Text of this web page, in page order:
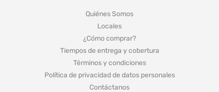
Quiénes Somos
Locales
¿Cómo comprar?
Tiempos de entrega y cobertura
Términos y condiciones
Política de privacidad de datos personales
Contáctanos